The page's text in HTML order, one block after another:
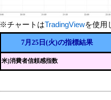
※チャートはTradingViewを使用
7月25日(火)の指標結果
米)消費者信頼感指数